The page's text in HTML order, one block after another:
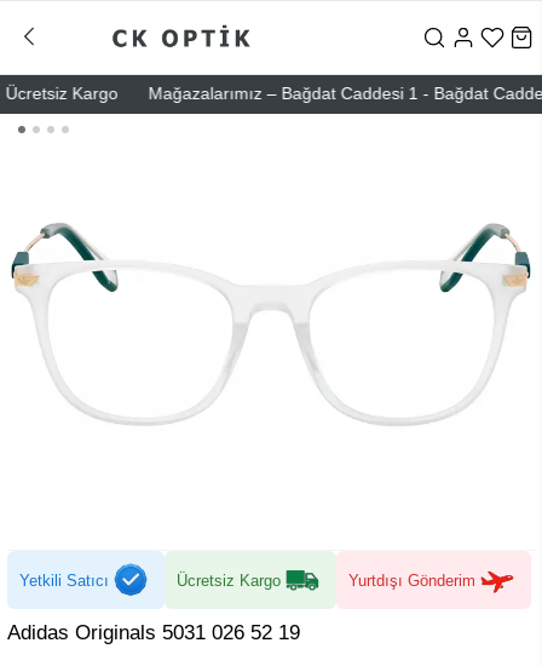
Kargo Mağazalarımız – Bağdat Caddesi 1 - Bağdat
Yetkili Satıcı Ücretsiz Kargo Yurtdışı Gönderim
Adidas Originals 5031 026 52 19